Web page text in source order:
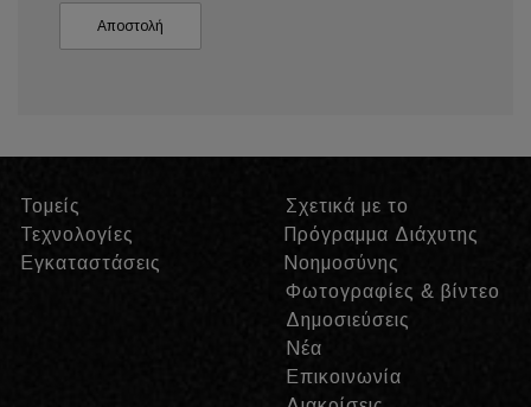
Τομείς
Τεχνολογίες
Εγκαταστάσεις
Σχετικά με το
Πρόγραμμα Διάχυτης
Νοημοσύνης
Φωτογραφίες & βίντεο
Δημοσιεύσεις
Νέα
Επικοινωνία